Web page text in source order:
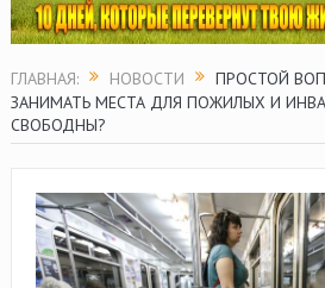
ГЛАВНАЯ: НОВОСТИ
ПРОСТОЙ
ЗАНИМАТЬ МЕСТА ДЛЯ ПОЖИЛЫХ И
СВОБОДНЫ?